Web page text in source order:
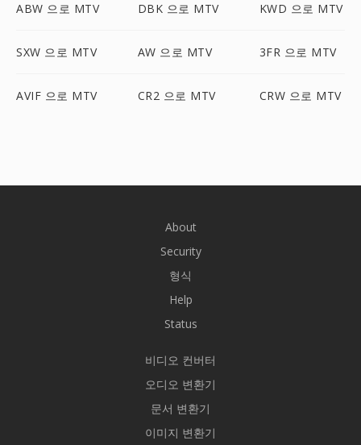
ABW 으로 MTV DBK 으로 MTV KWD 으로 MTV
SXW 으로 MTV AW 으로 MTV 3FR 으로 MTV
AVIF 으로 MTV CR2 으로 MTV CRW 으로 MTV
About
Security
형식
Help
Status
비디오 컨버터
오디오 변환기
문서 변환기
이미지 변환기